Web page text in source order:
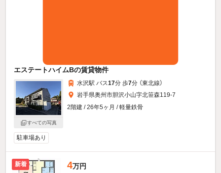
エステートハイムBの賃貸物件
すべての写真
水沢駅 バス17分 歩7分 （東北線）
岩手県奥州市胆沢小山字北笹森119-7
2階建 / 26年5ヶ月 / 軽量鉄骨
駐車場あり
新着 4万円